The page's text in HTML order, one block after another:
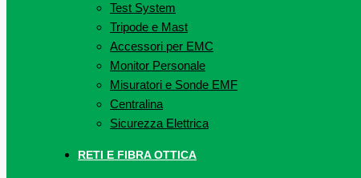
Test System
Tripode e Mast
Accessori per EMC
Monitor Personale
Misuratori e Sonde EMF
Centralina
Sicurezza Elettrica
RETI E FIBRA OTTICA